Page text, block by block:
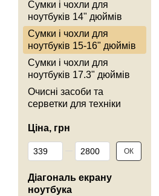
Сумки і чохли для
ноутбуків 14" дюймів
Сумки і чохли для
ноутбуків 15-16" дюймів
Сумки і чохли для
ноутбуків 17.3" дюймів
Очисні засоби та
серветки для техніки
Ціна, грн
Від Ціна, грн
До Ціна, грн ОК
Діагональ екрану
ноутбука